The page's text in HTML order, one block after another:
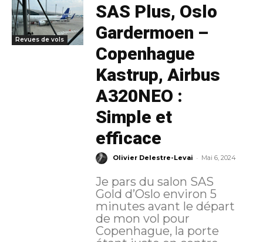
Revues de vols
SAS Plus, Oslo
Gardermoen –
Copenhague
Kastrup, Airbus
A320NEO :
Simple et
efficace
Olivier Delestre-Levai - Mai 6, 2024
Je pars du salon SAS
Gold d’Oslo environ 5
minutes avant le départ
de mon vol pour
Copenhague, la porte